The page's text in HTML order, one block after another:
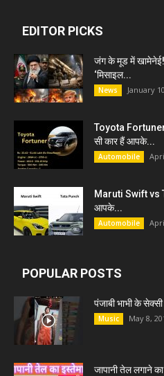
EDITOR PICKS
जंग के मूड में
‘मिसाइल...
News January
Toyota
सी कार हैं आपके...
Automobile
Maruti Swift vs
आपके...
Automobile
POPULAR POSTS
पंजाबी भाभी के
Music May 8,
जापानी तेल लगाने